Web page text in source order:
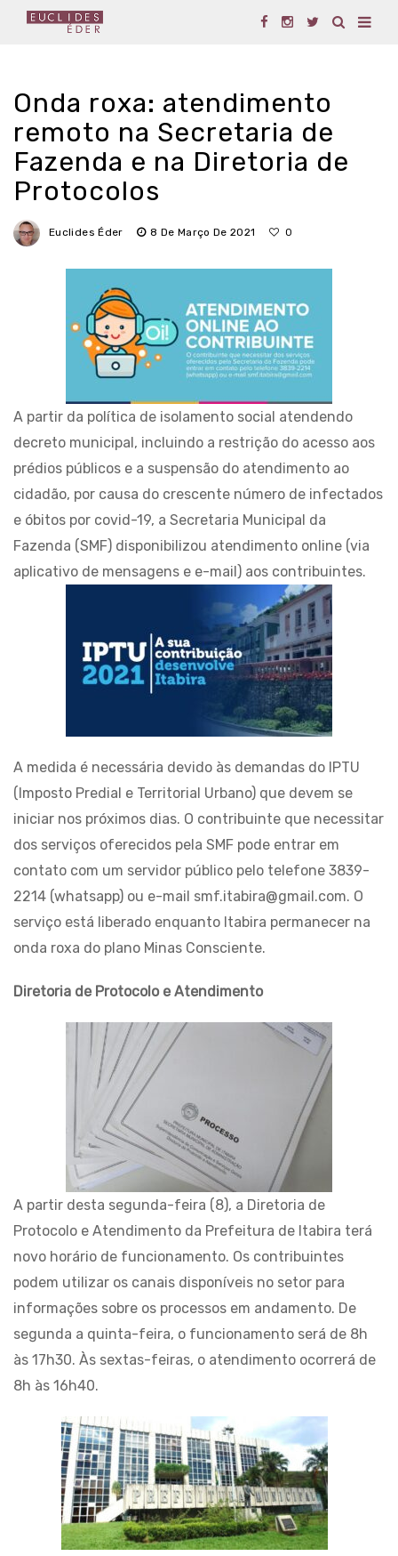
Onda roxa: atendimento
remoto na Secretaria de
Fazenda e na Diretoria de
Protocolos
Euclides Éder 8 De Março De 2021 0
A partir da política de isolamento social atendendo
decreto municipal, incluindo a restrição do acesso aos
prédios públicos e a suspensão do atendimento ao
cidadão, por causa do crescente número de infectados
e óbitos por covid-19, a Secretaria Municipal da
Fazenda (SMF) disponibilizou atendimento online (via
aplicativo de mensagens e e-mail) aos contribuintes.
A medida é necessária devido às demandas do IPTU
(Imposto Predial e Territorial Urbano) que devem se
iniciar nos próximos dias. O contribuinte que necessitar
dos serviços oferecidos pela SMF pode entrar em
contato com um servidor público pelo telefone 3839-
2214 (whatsapp) ou e-mail smf.itabira@gmail.com. O
serviço está liberado enquanto Itabira permanecer na
onda roxa do plano Minas Consciente.
Diretoria de Protocolo e Atendimento
A partir desta segunda-feira (8), a Diretoria de
Protocolo e Atendimento da Prefeitura de Itabira terá
novo horário de funcionamento. Os contribuintes
podem utilizar os canais disponíveis no setor para
informações sobre os processos em andamento. De
segunda a quinta-feira, o funcionamento será de 8h
às 17h30. Às sextas-feiras, o atendimento ocorrerá de
8h às 16h40.